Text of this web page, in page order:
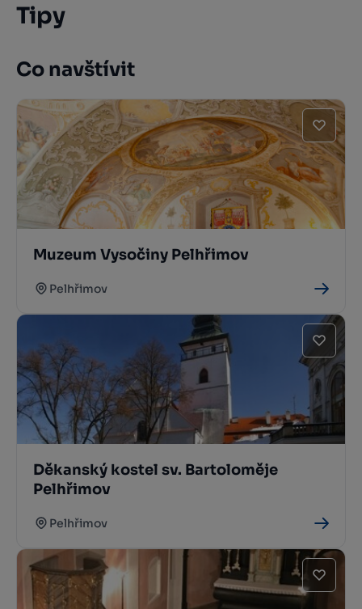
Tipy
Co navštívit
Muzeum Vysočiny Pelhřimov
Pelhřimov
Děkanský kostel sv. Bartoloměje
Pelhřimov
Pelhřimov